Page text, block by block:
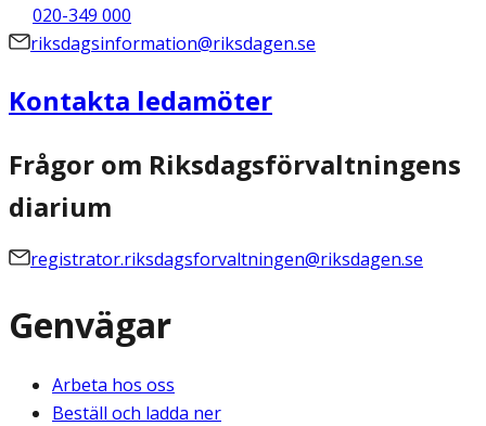
020-349 000
riksdagsinformation@riksdagen.se
Kontakta ledamöter
Frågor om Riksdagsförvaltningens
diarium
registrator.riksdagsforvaltningen@riksdagen.se
Genvägar
Arbeta hos oss
Beställ och ladda ner